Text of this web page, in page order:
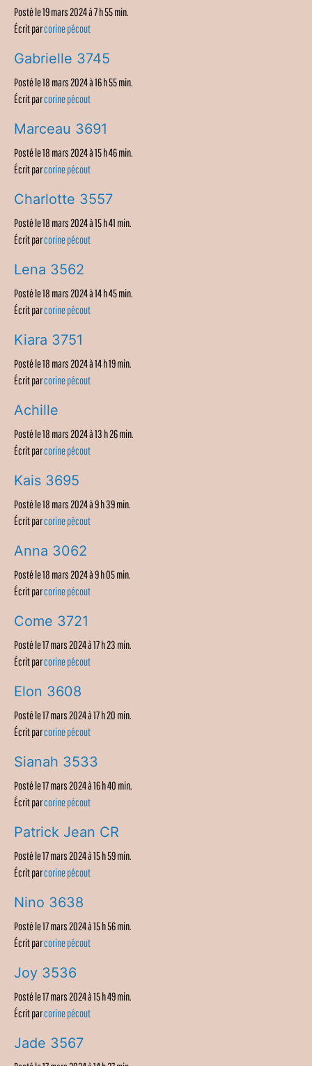
Posté le 19 mars 2024 à 7 h 55 min.
Écrit parcorine pécout
Gabrielle 3745
Posté le 18 mars 2024 à 16 h 55 min.
Écrit parcorine pécout
Marceau 3691
Posté le 18 mars 2024 à 15 h 46 min.
Écrit parcorine pécout
Charlotte 3557
Posté le 18 mars 2024 à 15 h 41 min.
Écrit parcorine pécout
Lena 3562
Posté le 18 mars 2024 à 14 h 45 min.
Écrit parcorine pécout
Kiara 3751
Posté le 18 mars 2024 à 14 h 19 min.
Écrit parcorine pécout
Achille
Posté le 18 mars 2024 à 13 h 26 min.
Écrit parcorine pécout
Kais 3695
Posté le 18 mars 2024 à 9 h 39 min.
Écrit parcorine pécout
Anna 3062
Posté le 18 mars 2024 à 9 h 05 min.
Écrit parcorine pécout
Come 3721
Posté le 17 mars 2024 à 17 h 23 min.
Écrit parcorine pécout
Elon 3608
Posté le 17 mars 2024 à 17 h 20 min.
Écrit parcorine pécout
Sianah 3533
Posté le 17 mars 2024 à 16 h 40 min.
Écrit parcorine pécout
Patrick Jean CR
Posté le 17 mars 2024 à 15 h 59 min.
Écrit parcorine pécout
Nino 3638
Posté le 17 mars 2024 à 15 h 56 min.
Écrit parcorine pécout
Joy 3536
Posté le 17 mars 2024 à 15 h 49 min.
Écrit parcorine pécout
Jade 3567